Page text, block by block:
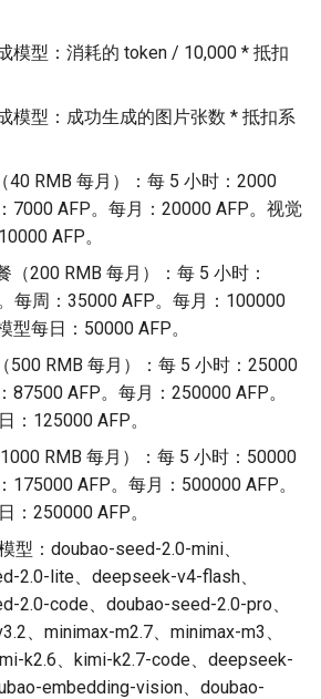
模型：消耗的 token / 10,000 * 抵扣
模型：成功生成的图片张数 * 抵扣系
40 RMB 每月）：每 5 小时：2000
7000 AFP。每月：20000 AFP。视觉
AFP。
（200 RMB 每月）：每 5 小时：
每周：35000 AFP。每月：100000
型每日：50000 AFP。
500 RMB 每月）：每 5 小时：25000
87500 AFP。每月：250000 AFP。
：125000 AFP。
RMB 每月）：每 5 小时：50000
175000 AFP。每月：500000 AFP。
：250000 AFP。
型：doubao-seed-2.0-mini、
2.0-lite、deepseek-v4-flash、
2.0-code、doubao-seed-2.0-pro、
、minimax-m2.7、minimax-m3、
k2.6、kimi-k2.7-code、deepseek-
embedding-vision、doubao-